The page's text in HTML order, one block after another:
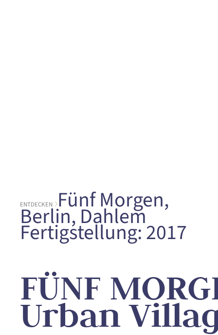
ENTDECKEN Fünf Morgen,
Berlin, Dahlem
Fertigstellung: 2017
FÜNF
Urban